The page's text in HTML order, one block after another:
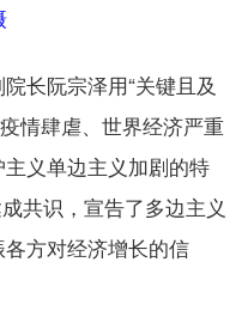
长阮宗泽用“关键且及
情肆虐、世界经济严重
义单边主义加剧的特
共识，宣告了多边主义
方对经济增长的信